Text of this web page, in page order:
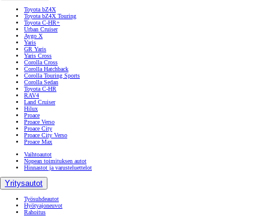
Toyota bZ4X
Toyota bZ4X Touring
Toyota C-HR+
Urban Cruiser
Aygo X
Yaris
GR Yaris
Yaris Cross
Corolla Cross
Corolla Hatchback
Corolla Touring Sports
Corolla Sedan
Toyota C-HR
RAV4
Land Cruiser
Hilux
Proace
Proace Verso
Proace City
Proace City Verso
Proace Max
Vaihtoautot
Nopean toimituksen autot
Hinnastot ja varusteluettelot
Yritysautot
Työsuhdeautot
Hyötyajoneuvot
Rahoitus